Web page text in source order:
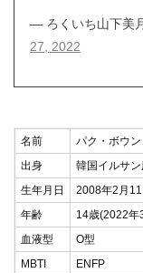
— ろくいち山下美
27, 2022
名前
パク・ボウン
出身
韓国イルサ
生年月日
2008年2月11
年齢
14歳(2022年
血液型
O型
MBTI
ENFP